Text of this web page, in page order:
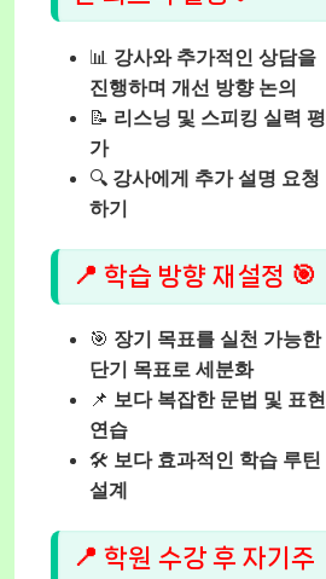
📊 강사와 추가적인 상담을
진행하며 개선 방향 논의
📝 리스닝 및 스피킹 실력 평
가
🔍 강사에게 추가 설명 요청
하기
📍 학습 방향 재설정 🎯
🎯 장기 목표를 실천 가능한
단기 목표로 세분화
📌 보다 복잡한 문법 및 표현
연습
🛠️ 보다 효과적인 학습 루틴
설계
📍 학원 수강 후 자기주